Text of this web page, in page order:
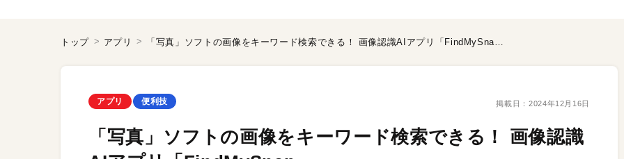
トップ アプリ 「写真」ソフトの画像をキーワード検索できる！ 画像認識AIアプリ「FindMySnap」
アプリ 便利技 掲載日： 2024年12月16日
「写真」ソフトの画像をキーワード検索できる！ 画像認識